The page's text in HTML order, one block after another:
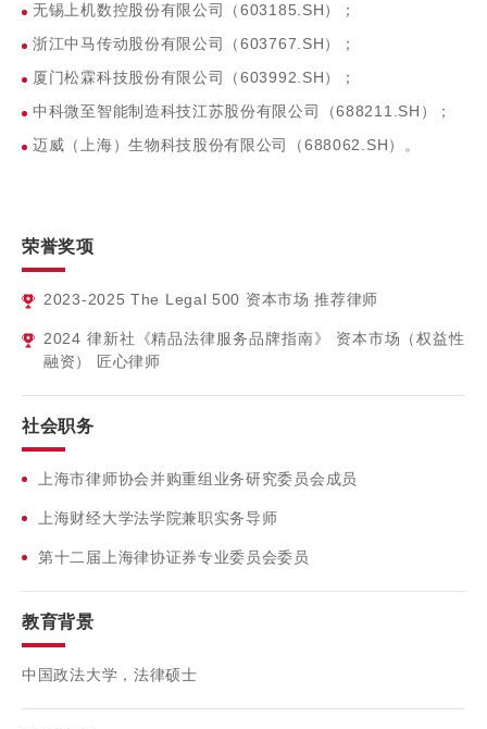
无锡上机数控股份有限公司（603185.SH）；
浙江中马传动股份有限公司（603767.SH）；
厦门松霖科技股份有限公司（603992.SH）；
中科微至智能制造科技江苏股份有限公司（688211.SH）；
迈威（上海）生物科技股份有限公司（688062.SH）。
荣誉奖项
2023-2025 The Legal 500 资本市场 推荐律师
2024 律新社《精品法律服务品牌指南》 资本市场（权益性
融资） 匠心律师
社会职务
上海市律师协会并购重组业务研究委员会成员
上海财经大学法学院兼职实务导师
第十二届上海律协证券专业委员会委员
教育背景
中国政法大学，法律硕士